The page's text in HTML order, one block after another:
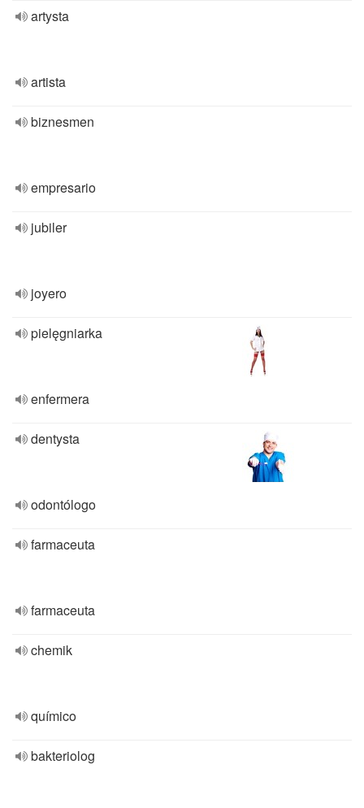
artysta
artista
biznesmen
empresario
jubiler
joyero
pielęgniarka
enfermera
dentysta
odontólogo
farmaceuta
farmaceuta
chemik
químico
bakteriolog